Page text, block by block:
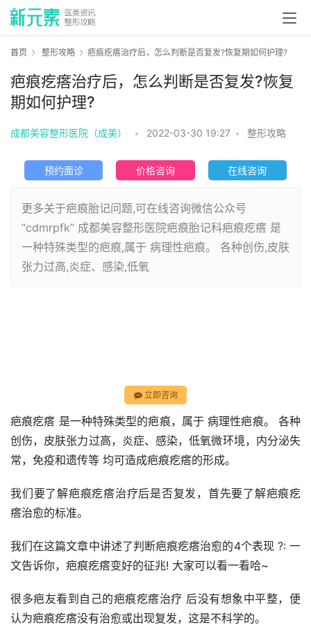
首页 整形攻略 疤痕疙瘩治疗后，怎么判断是否复发?恢复期如何护理?
疤痕疙瘩治疗后，怎么判断是否复发?恢复
期如何护理?
成都美容整形医院（成美） • 2022-03-30 19:27 • 整形攻略
预约面诊 价格咨询 在线咨询
更多关于疤痕胎记问题,可在线咨询微信公众号
“cdmrpfk” 成都美容整形医院疤痕胎记科疤痕疙瘩 是
一种特殊类型的疤痕,属于 病理性疤痕。 各种创伤,皮肤
张力过高,炎症、感染,低氧
立即咨询
疤痕疙瘩 是一种特殊类型的疤痕，属于 病理性疤痕。 各种
创伤，皮肤张力过高，炎症、感染，低氧微环境，内分泌失
常，免疫和遗传等 均可造成疤痕疙瘩的形成。
我们要了解疤痕疙瘩治疗后是否复发，首先要了解疤痕疙
瘩治愈的标准。
我们在这篇文章中讲述了判断疤痕疙瘩治愈的4个表现 ?: 一
文告诉你，疤痕疙瘩变好的征兆! 大家可以看一看哈~
很多疤友看到自己的疤痕疙瘩治疗 后没有想象中平整，便
认为疤痕疙瘩没有治愈或出现复发，这是不科学的。